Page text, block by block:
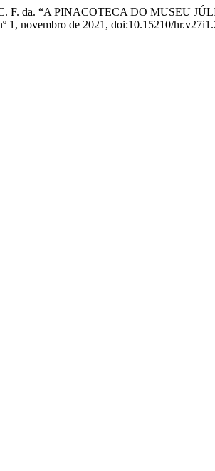
F. da. “A PINACOTECA DO MUSEU
1, novembro de 2021, doi:10.15210/